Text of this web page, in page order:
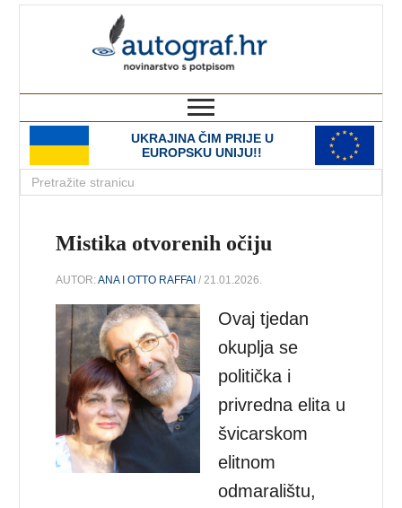
UKRAJINA ČIM PRIJE U
EUROPSKU UNIJU!!
Mistika otvorenih očiju
AUTOR:ANA I OTTO RAFFAI / 21.01.2026.
Ovaj tjedan
okuplja se
politička i
privredna elita u
švicarskom
elitnom
odmaralištu,